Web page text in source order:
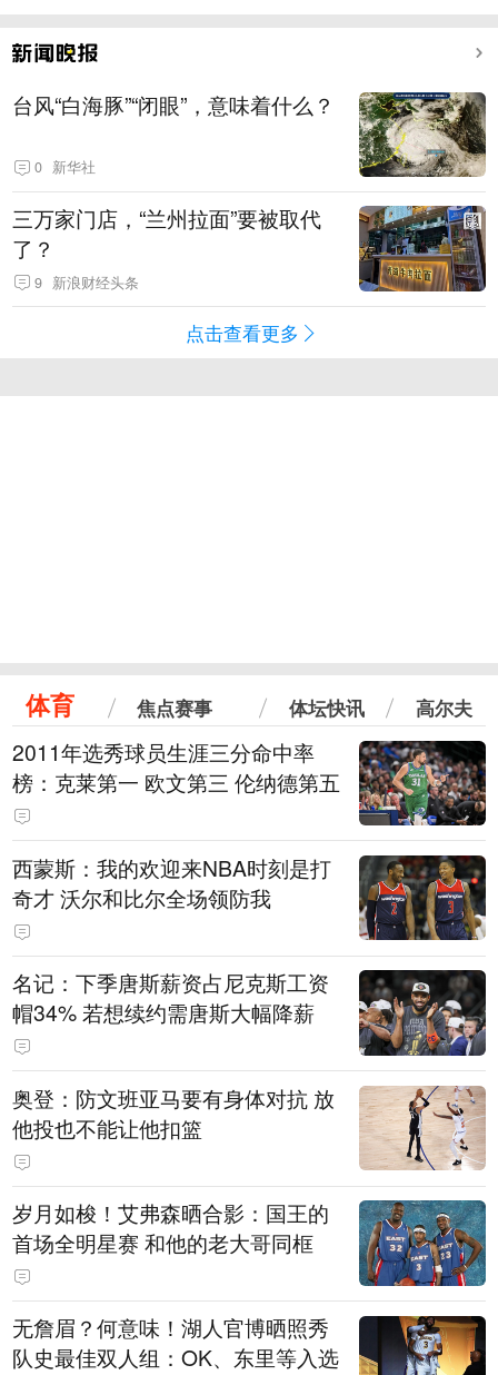
台风“白海豚”“闭眼”，意味着什么？
0 新华社
三万家门店，“兰州拉面”要被取代
了？
9 新浪财经头条
点击查看更多
体育 焦点赛事 体坛快讯 高尔夫
2011年选秀球员生涯三分命中率
榜：克莱第一 欧文第三 伦纳德第五
西蒙斯：我的欢迎来NBA时刻是打
奇才 沃尔和比尔全场领防我
名记：下季唐斯薪资占尼克斯工资
帽34% 若想续约需唐斯大幅降薪
奥登：防文班亚马要有身体对抗 放
他投也不能让他扣篮
岁月如梭！艾弗森晒合影：国王的
首场全明星赛 和他的老大哥同框
无詹眉？何意味！湖人官博晒照秀
队史最佳双人组：OK、东里等入选